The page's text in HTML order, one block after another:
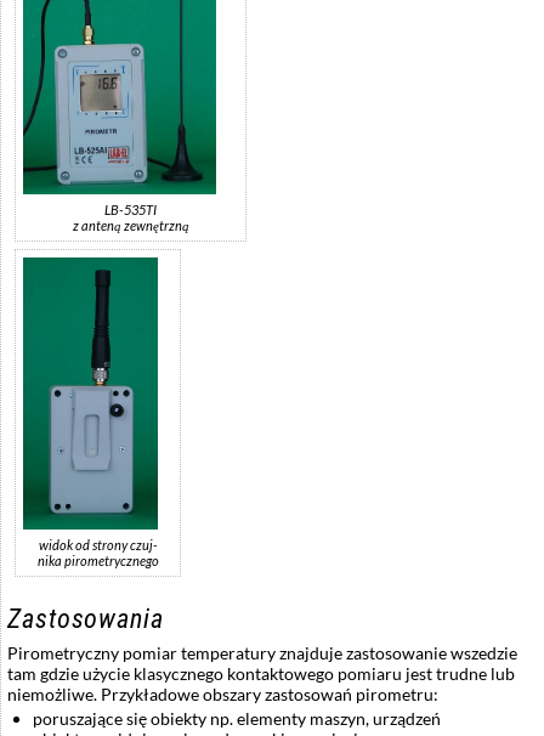
LB-535TI
z anteną zewnętrzną
widok od strony czuj-
nika pirometrycznego
Zastosowania
Pirometryczny pomiar temperatury znajduje zastosowanie wszedzie
tam gdzie użycie klasycznego kontaktowego pomiaru jest trudne lub
niemożliwe. Przykładowe obszary zastosowań pirometru:
poruszające się obiekty np. elementy maszyn, urządzeń